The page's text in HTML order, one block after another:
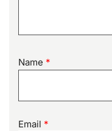
Name *
Email *